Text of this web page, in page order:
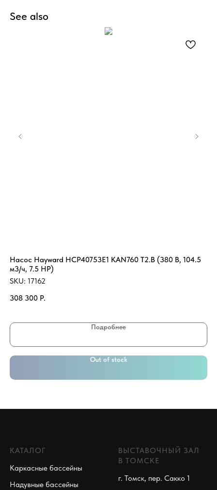
See also
Насос Hayward HCP40753E1 KAN760 T2.B (380 В, 104.5
м3/ч, 7.5 HP)
SKU: 17162
308 300 Р.
Подробнее
Out of stock
КАТАЛОГ
Каркасные бассейны
Надувные бассейны
ВЫСТАВОЧНЫЙ ЗАЛ
В ТОМСКЕ
г. Томск, пер. Сакко 1